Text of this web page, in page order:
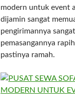
modern untuk event
dijamin sangat
pengirimannya
pemasangannya
pastinya ramah.